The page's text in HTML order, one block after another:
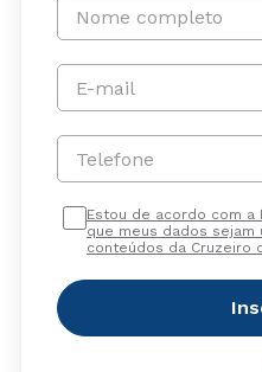
Nome completo
E-mail
Telefone
Estou de acordo com a
que meus dados
conteúdos da Cruzeiro